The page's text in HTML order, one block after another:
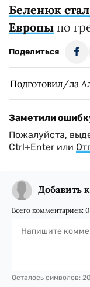
Беленюк
Европы по
Поделиться
Подготовил/ла
Заметили
Пожалуйста,
Ctrl+Enter или
Добавить
Всего комментариев: 0
Осталось символов: